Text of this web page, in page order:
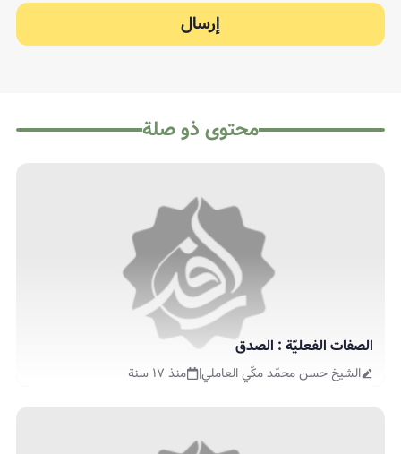
إرسال
محتوى ذو صلة
الصفات الفعليّة : الصدق
الشيخ حسن محمّد مكّي العاملي| منذ ١٧ سنة